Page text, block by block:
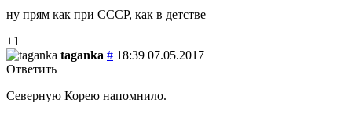
ну прям как при СССР, как в детстве
+1
taganka # 18:39 07.05.2017
Ответить
Северную Корею напомнило.